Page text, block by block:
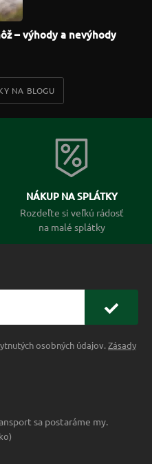
– výhody a nevýhody
NA BLOGU
NÁKUP NA SPLÁTKY
Rozdeľte si veľkú rádosť
na malé splátky
osobných údajov.Zásady
sa postaráme my.